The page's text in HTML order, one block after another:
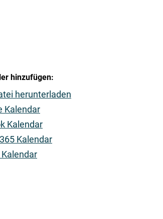
hinzufügen:
herunterladen
Kalendar
Kalendar
Kalendar